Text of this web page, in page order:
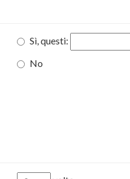
Sì, questi:
No